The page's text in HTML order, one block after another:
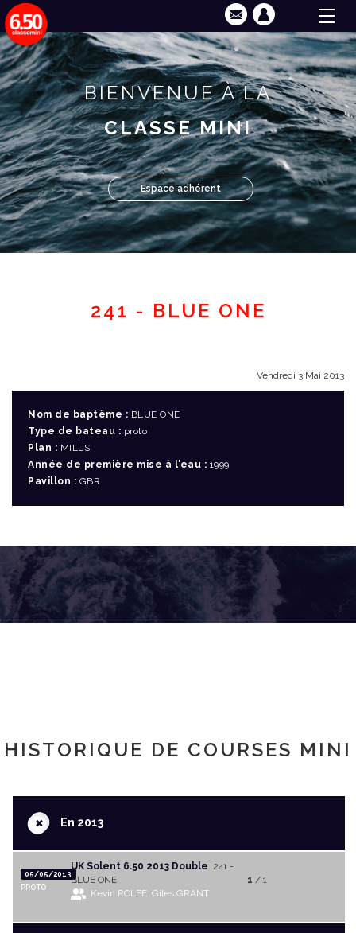
BIENVENUE À LA
CLASSE MINI
Espace adhérent
241 - BLUE ONE
Vendredi 3 Mai 2013
Nom de baptême : BLUE ONE
Type de bateau : proto
Plan : MILLS
Année de première mise à l'eau : 1999
Pavillon : GBR
HISTORIQUE DE COURSES MINI
+En 2013
05/05/2013
PROTO
UK Solent 6.50 2013 Double 241 -
BLUE ONE
Kevin ROLFE Giles GRANT
1 / 1